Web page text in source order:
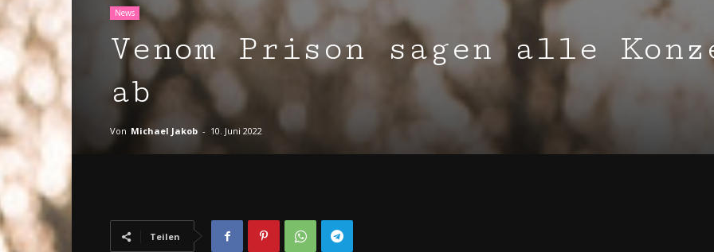
News
Venom Prison sagen alle
ab
Von Michael Jakob - 10. Juni 2022
Teilen